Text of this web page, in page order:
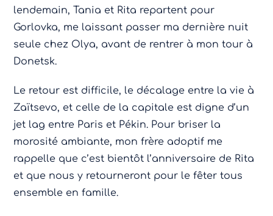
lendemain, Tania et Rita repartent pour
Gorlovka, me laissant passer ma dernière nuit
seule chez Olya, avant de rentrer à mon tour à
Donetsk.
Le retour est difficile, le décalage entre la vie à
Zaïtsevo, et celle de la capitale est digne d’un
jet lag entre Paris et Pékin. Pour briser la
morosité ambiante, mon frère adoptif me
rappelle que c’est bientôt l’anniversaire de Rita
et que nous y retourneront pour le fêter tous
ensemble en famille.